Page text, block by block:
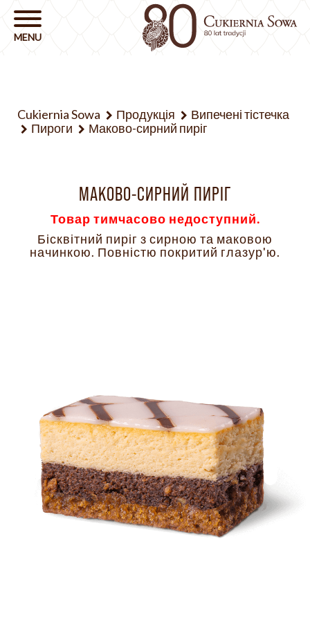
Cukiernia Sowa Продукція
Випечені тістечка
Пироги
Маково-сирний пиріг
МАКОВО-СИРНИЙ ПИРІГ
Товар тимчасово недоступний.
Бісквітний пиріг з сирною та маковою
начинкою. Повністю покритий глазур'ю.